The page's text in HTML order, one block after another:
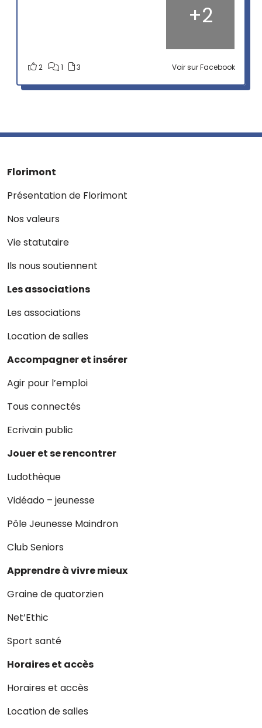
+2
2 1 3 Voir sur Facebook
Florimont
Présentation de Florimont
Nos valeurs
Vie statutaire
Ils nous soutiennent
Les associations
Les associations
Location de salles
Accompagner et insérer
Agir pour l’emploi
Tous connectés
Ecrivain public
Jouer et se rencontrer
Ludothèque
Vidéado – jeunesse
Pôle Jeunesse Maindron
Club Seniors
Apprendre à vivre mieux
Graine de quatorzien
Net’Ethic
Sport santé
Horaires et accès
Horaires et accès
Location de salles